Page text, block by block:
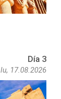
Día 3
lu, 17.08.2026